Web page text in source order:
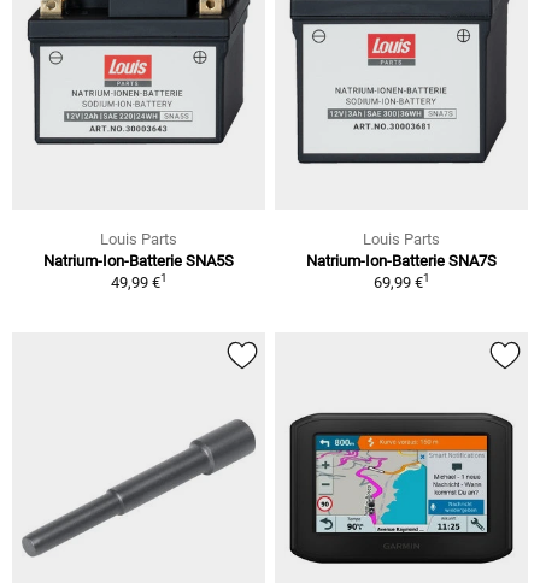
Louis Parts
Natrium-Ion-Batterie SNA5S
49,99 €1
Louis Parts
Natrium-Ion-Batterie SNA7S
69,99 €1